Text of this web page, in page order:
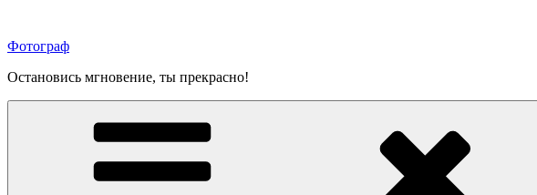
содержимому
Фотограф
Остановись мгновение, ты прекрасно!